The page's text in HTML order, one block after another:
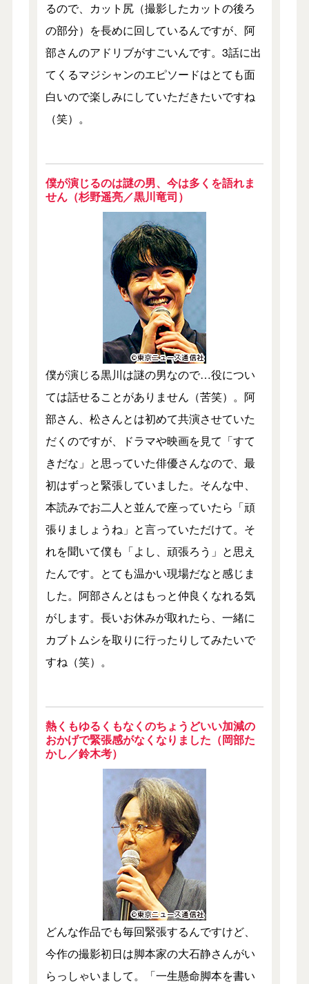
るので、カット尻（撮影したカットの後ろ
の部分）を長めに回しているんですが、阿
部さんのアドリブがすごいんです。3話に出
てくるマジシャンのエピソードはとても面
白いので楽しみにしていただきたいですね
（笑）。
僕が演じるのは謎の男、今は多くを語れま
せん（杉野遥亮／黒川竜司）
僕が演じる黒川は謎の男なので…役につい
ては話せることがありません（苦笑）。阿
部さん、松さんとは初めて共演させていた
だくのですが、ドラマや映画を見て「すて
きだな」と思っていた俳優さんなので、最
初はずっと緊張していました。そんな中、
本読みでお二人と並んで座っていたら「頑
張りましょうね」と言っていただけて。そ
れを聞いて僕も「よし、頑張ろう」と思え
たんです。とても温かい現場だなと感じま
した。阿部さんとはもっと仲良くなれる気
がします。長いお休みが取れたら、一緒に
カブトムシを取りに行ったりしてみたいで
すね（笑）。
熱くもゆるくもなくのちょうどいい加減の
おかげで緊張感がなくなりました（岡部た
かし／鈴木考）
どんな作品でも毎回緊張するんですけど、
今作の撮影初日は脚本家の大石静さんがい
らっしゃいまして。「一生懸命脚本を書い